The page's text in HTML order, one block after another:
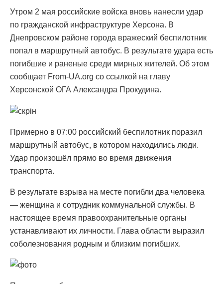
Утром 2 мая российские войска вновь нанесли удар
по гражданской инфраструктуре Херсона. В
Днепровском районе города вражеский беспилотник
попал в маршрутный автобус. В результате удара есть
погибшие и раненые среди мирных жителей. Об этом
сообщает From-UA.org со ссылкой на главу
Херсонской ОГА Александра Прокудина.
Примерно в 07:00 российский беспилотник поразил
маршрутный автобус, в котором находились люди.
Удар произошёл прямо во время движения
транспорта.
В результате взрыва на месте погибли два человека
— женщина и сотрудник коммунальной службы. В
настоящее время правоохранительные органы
устанавливают их личности. Глава области выразил
соболезнования родным и близким погибших.